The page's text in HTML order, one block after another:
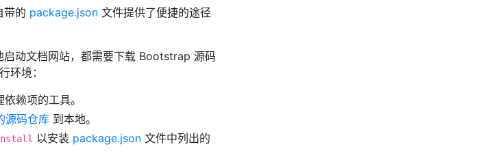
带的 package.json 文件提供了便捷的途径
动文档网站，都需要下载 Bootstrap 源码
环境：
赖项的工具。
源码仓库 到本地。
以安装 package.json 文件中列出的